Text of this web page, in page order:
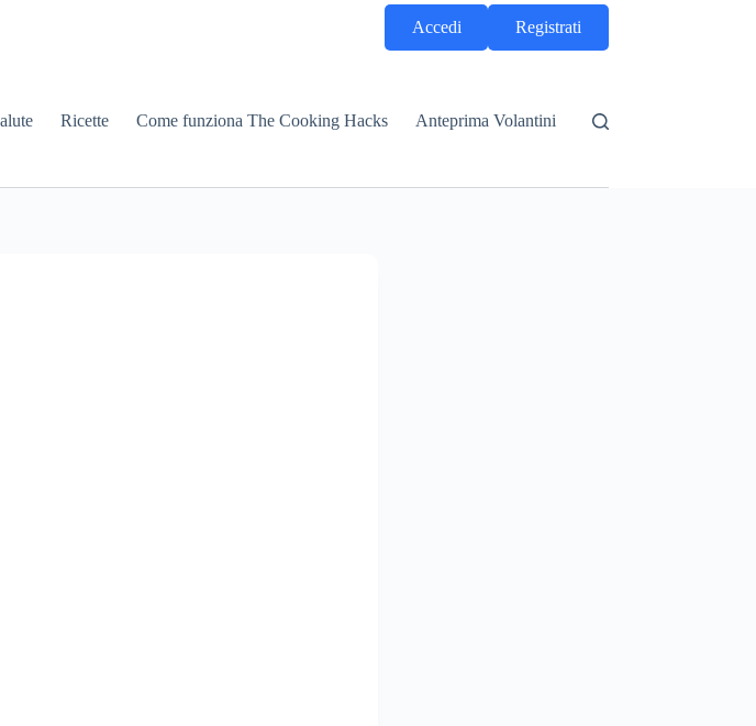
Accedi Registrati
Ricette Come funziona The Cooking Hacks Anteprima Volantini